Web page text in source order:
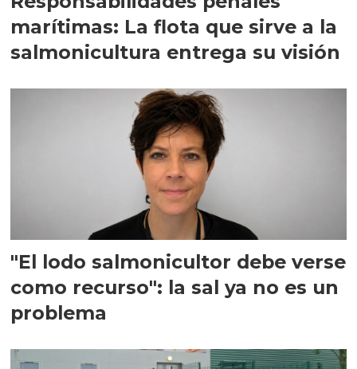
marítimas: La flota que sirve a la
salmonicultura entrega su visión
"El lodo salmonicultor debe verse
como recurso": la sal ya no es un
problema